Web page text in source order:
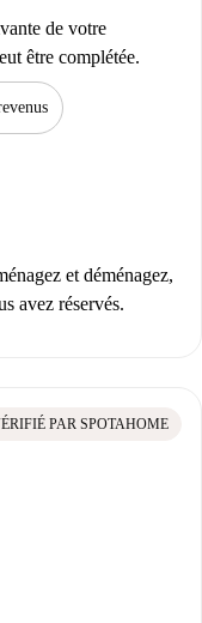
de votre
être complétée.
et déménagez,
avez réservés.
PAR SPOTAHOME